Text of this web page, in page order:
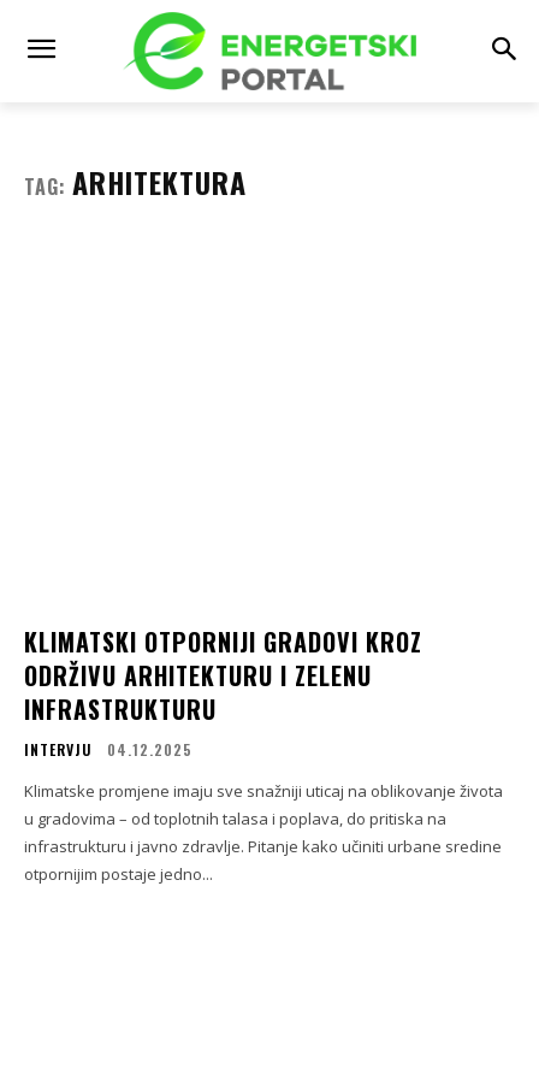
TAG: ARHITEKTURA
KLIMATSKI OTPORNIJI GRADOVI KROZ
ODRŽIVU ARHITEKTURU I ZELENU
INFRASTRUKTURU
INTERVJU 04.12.2025
Klimatske promjene imaju sve snažniji uticaj na oblikovanje života
u gradovima – od toplotnih talasa i poplava, do pritiska na
infrastrukturu i javno zdravlje. Pitanje kako učiniti urbane sredine
otpornijim postaje jedno...